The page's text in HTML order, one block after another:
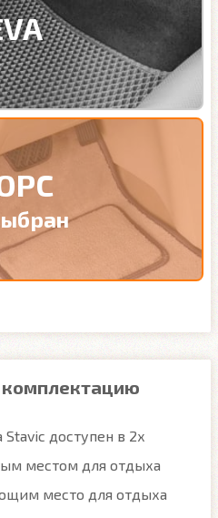
доступен в 2х
местом для отдыха
место для отдыха